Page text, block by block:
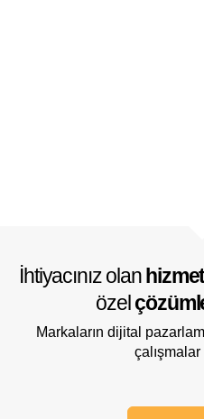
İhtiyacınız olan
özel
Markaların dijital
çalışmalar